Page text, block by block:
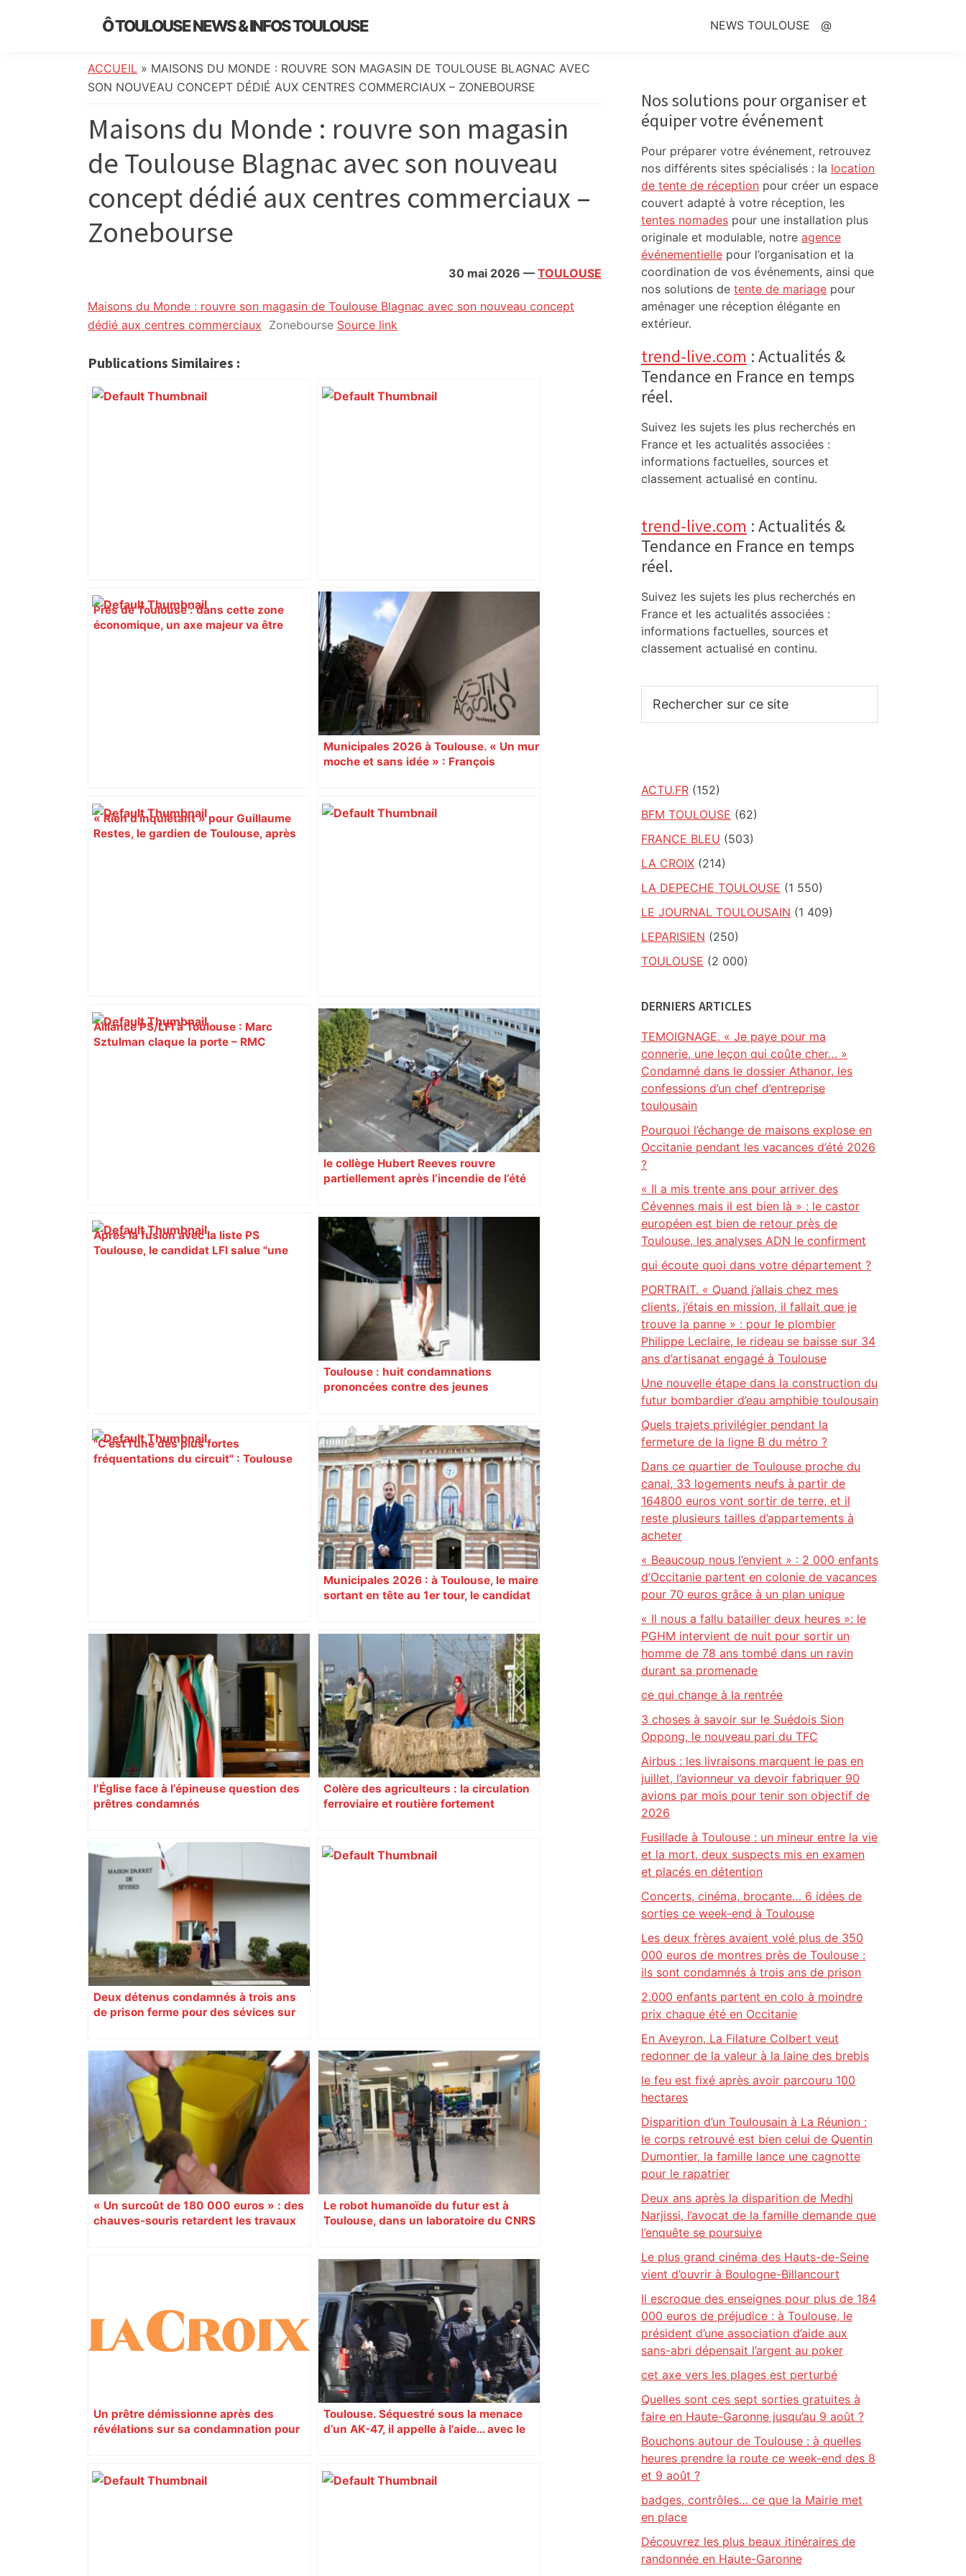
Ô TOULOUSE NEWS & INFOS TOULOUSE
de
l’actualité
:
info
locale,
société,
culture,
politique,
météo,
initiatives
citoyennes
NEWS TOULOUSE @
ACCUEIL » MAISONS DU MONDE : ROUVRE SON MAGASIN DE TOULOUSE BLAGNAC AVEC
SON NOUVEAU CONCEPT DÉDIÉ AUX CENTRES COMMERCIAUX – ZONEBOURSE
Maisons du Monde : rouvre son magasin
de Toulouse Blagnac avec son nouveau
concept dédié aux centres commerciaux –
Zonebourse
30 mai 2026 — TOULOUSE
Maisons du Monde : rouvre son magasin de Toulouse Blagnac avec son nouveau concept
dédié aux centres commerciaux Zonebourse Source link
Publications Similaires :
Près de Toulouse : dans cette zone
économique, un axe majeur va être
ENTRETIEN. Municipales 2026 à
Toulouse : sous le feu des critiques,
Briançon assume son alliance avec
Piquemal, "ce n’est pas un accord de
postes" – ladepeche.fr
« Rien d'inquiétant » pour Guillaume
Restes, le gardien de Toulouse, après
Municipales 2026 à Toulouse. « Un mur
moche et sans idée » : François
Augustins
Alliance PS/LFI à Toulouse : Marc
Sztulman claque la porte – RMC
"C'est la reprise des bouchons et c'est
horrible", plus de 17 km de
ralentissements autour de Toulouse ce
jeudi matin, on vous donne les
secteurs à éviter – ladepeche.fr
Après la fusion avec la liste PS
Toulouse, le candidat LFI salue "une
le collège Hubert Reeves rouvre
partiellement après l’incendie de l’été
"C’est l’une des plus fortes
fréquentations du circuit" : Toulouse
Toulouse : huit condamnations
prononcées contre des jeunes
Bilan du marché du logement neuf :
une lueur d'espoir pour l'immobilier à
Toulouse ? – Actu.fr
Municipales 2026 : à Toulouse, le maire
sortant en tête au 1er tour, le candidat
l’Église face à l’épineuse question des
prêtres condamnés
Colère des agriculteurs : la circulation
ferroviaire et routière fortement
Deux détenus condamnés à trois ans
de prison ferme pour des sévices sur
Toulouse. Pour la sortie de leur nouvel
album, Bigflo et Oli vont rencontrer
leurs fans, voici quand et où – Actu.fr
« Un surcoût de 180 000 euros » : des
chauves-souris retardent les travaux
Le robot humanoïde du futur est à
Toulouse, dans un laboratoire du CNRS
Un prêtre démissionne après des
révélations sur sa condamnation pour
Toulouse. Séquestré sous la menace
d’un AK-47, il appelle à l’aide… avec le
Sidebar
Nos solutions pour organiser et
équiper votre événement
Pour préparer votre événement, retrouvez
nos différents sites spécialisés : la location
de tente de réception pour créer un espace
couvert adapté à votre réception, les
tentes nomades pour une installation plus
originale et modulable, notre agence
événementielle pour l’organisation et la
coordination de vos événements, ainsi que
nos solutions de tente de mariage pour
aménager une réception élégante en
extérieur.
trend-live.com : Actualités &
Tendance en France en temps
réel.
Suivez les sujets les plus recherchés en
France et les actualités associées :
informations factuelles, sources et
classement actualisé en continu.
trend-live.com : Actualités &
Tendance en France en temps
réel.
Suivez les sujets les plus recherchés en
France et les actualités associées :
informations factuelles, sources et
classement actualisé en continu.
sur
ACTU.FR (152)
BFM TOULOUSE (62)
FRANCE BLEU (503)
LA CROIX (214)
LA DEPECHE TOULOUSE (1 550)
LE JOURNAL TOULOUSAIN (1 409)
LEPARISIEN (250)
TOULOUSE (2 000)
DERNIERS ARTICLES
TEMOIGNAGE. « Je paye pour ma
connerie, une leçon qui coûte cher… »
Condamné dans le dossier Athanor, les
confessions d’un chef d’entreprise
toulousain
Pourquoi l’échange de maisons explose en
Occitanie pendant les vacances d’été 2026
?
« Il a mis trente ans pour arriver des
Cévennes mais il est bien là » : le castor
européen est bien de retour près de
Toulouse, les analyses ADN le confirment
qui écoute quoi dans votre département ?
PORTRAIT. « Quand j’allais chez mes
clients, j’étais en mission, il fallait que je
trouve la panne » : pour le plombier
Philippe Leclaire, le rideau se baisse sur 34
ans d’artisanat engagé à Toulouse
Une nouvelle étape dans la construction du
futur bombardier d’eau amphibie toulousain
Quels trajets privilégier pendant la
fermeture de la ligne B du métro ?
Dans ce quartier de Toulouse proche du
canal, 33 logements neufs à partir de
164800 euros vont sortir de terre, et il
reste plusieurs tailles d’appartements à
acheter
« Beaucoup nous l’envient » : 2 000 enfants
d’Occitanie partent en colonie de vacances
pour 70 euros grâce à un plan unique
« Il nous a fallu batailler deux heures »: le
PGHM intervient de nuit pour sortir un
homme de 78 ans tombé dans un ravin
durant sa promenade
ce qui change à la rentrée
3 choses à savoir sur le Suédois Sion
Oppong, le nouveau pari du TFC
Airbus : les livraisons marquent le pas en
juillet, l’avionneur va devoir fabriquer 90
avions par mois pour tenir son objectif de
2026
Fusillade à Toulouse : un mineur entre la vie
et la mort, deux suspects mis en examen
et placés en détention
Concerts, cinéma, brocante… 6 idées de
sorties ce week-end à Toulouse
Les deux frères avaient volé plus de 350
000 euros de montres près de Toulouse :
ils sont condamnés à trois ans de prison
2.000 enfants partent en colo à moindre
prix chaque été en Occitanie
En Aveyron, La Filature Colbert veut
redonner de la valeur à la laine des brebis
le feu est fixé après avoir parcouru 100
hectares
Disparition d’un Toulousain à La Réunion :
le corps retrouvé est bien celui de Quentin
Dumontier, la famille lance une cagnotte
pour le rapatrier
Deux ans après la disparition de Medhi
Narjissi, l’avocat de la famille demande que
l’enquête se poursuive
Le plus grand cinéma des Hauts-de-Seine
vient d’ouvrir à Boulogne-Billancourt
Il escroque des enseignes pour plus de 184
000 euros de préjudice : à Toulouse, le
président d’une association d’aide aux
sans-abri dépensait l’argent au poker
cet axe vers les plages est perturbé
Quelles sont ces sept sorties gratuites à
faire en Haute-Garonne jusqu’au 9 août ?
Bouchons autour de Toulouse : à quelles
heures prendre la route ce week-end des 8
et 9 août ?
badges, contrôles… ce que la Mairie met
en place
Découvrez les plus beaux itinéraires de
randonnée en Haute-Garonne